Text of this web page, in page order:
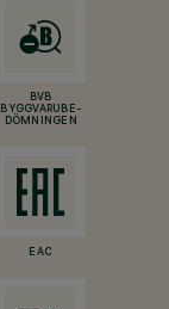
BVB
BYGGVARUBE-
DÖMNINGEN
EAC